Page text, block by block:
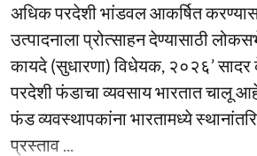
अधिक परदेशी भांडवल आकर्षित
उत्पादनाला प्रोत्साहन देण्यासाठी
कायदे (सुधारणा) विधेयक, २०२६’
परदेशी फंडाचा व्यवसाय भारतात चालू
फंड व्यवस्थापकांना भारतामध्ये
प्रस्ताव ...